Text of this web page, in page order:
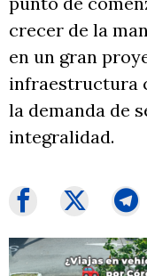
crecer de la
en un gran
infraestructura
la demanda de
integralidad.